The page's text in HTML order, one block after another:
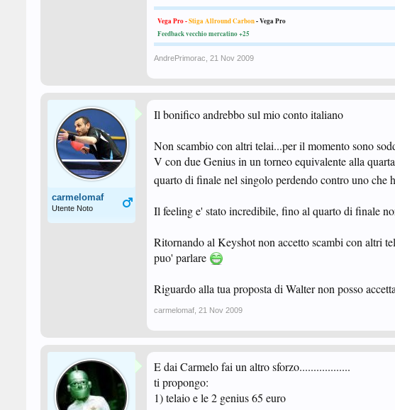
Vega Pro -Stiga Allround Carbon-Vega Pro
Feedback vecchio mercatino +25
AndrePrimorac 21 Nov 2009
carmelomaf
Utente Noto
Il bonifico andrebbo sul mio conto italiano
Non scambio con altri telai...per il momento sono
V con due Genius in un torneo equivalente alla
quarto di finale nel singolo perdendo contro uno
Il feeling e' stato incredibile, fino al quarto di finale
Ritornando al Keyshot non accetto scambi con altri
puo' parlare
Riguardo alla tua proposta di Walter non posso
carmelomaf 21 Nov 2009
E dai Carmelo fai un altro sforzo..................
ti propongo:
1) telaio e le 2 genius 65 euro